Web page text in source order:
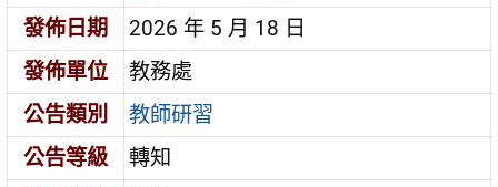
發佈日期
2026 年 5 月 18 日
發佈單位
教務處
公告類別
教師研習
公告等級
轉知